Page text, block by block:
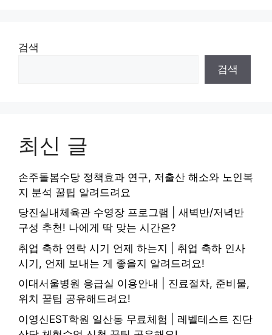
검색
검색
최신 글
손주돌봄수당 정책효과 연구, 저출산 해소와 노인복
지 분석 꿀팁 알려드려요
당진실내체육관 수영장 프로그램 | 새벽반/저녁반
구성 추천! 나에게 딱 맞는 시간은?
취업 축하 연락 시기 언제 하는지 | 취업 축하 인사
시기, 언제 보내는 게 좋을지 알려드려요!
이대서울병원 응급실 이용안내 | 진료절차, 준비물,
위치 꿀팁 공유해드려요!
이영신EST학원 일산동 무료체험 | 레벨테스트 진단